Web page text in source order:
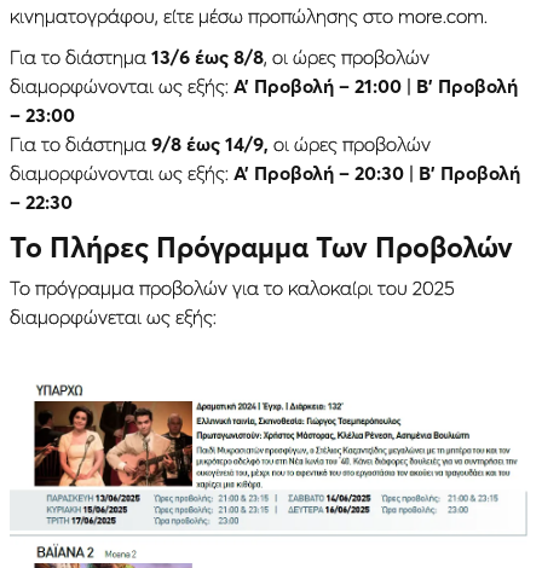
κινηματογράφου, είτε μέσω προπώλησης στο more.com.
Για το διάστημα 13/6 έως 8/8, οι ώρες προβολών
διαμορφώνονται ως εξής: Α’ Προβολή – 21:00 | Β’ Προβολή
– 23:00
Για το διάστημα 9/8 έως 14/9, οι ώρες προβολών
διαμορφώνονται ως εξής: Α’ Προβολή – 20:30 | Β’ Προβολή
– 22:30
Το Πλήρες Πρόγραμμα Των Προβολών
Το πρόγραμμα προβολών για το καλοκαίρι του 2025
διαμορφώνεται ως εξής: